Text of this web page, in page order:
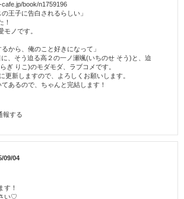
book/n1759196
の王子に告白されるらしい」
！
モノです。
るから、俺のこと好きになって」
、そう迫る高２の一ノ瀬颯(いちのせ そう)と、迫
ぎ りこ)のモダモダ、ラブコメです。
更新しますので、よろしくお願いします。
あるので、ちゃんと完結します！
報する
09/04
す！
い♡